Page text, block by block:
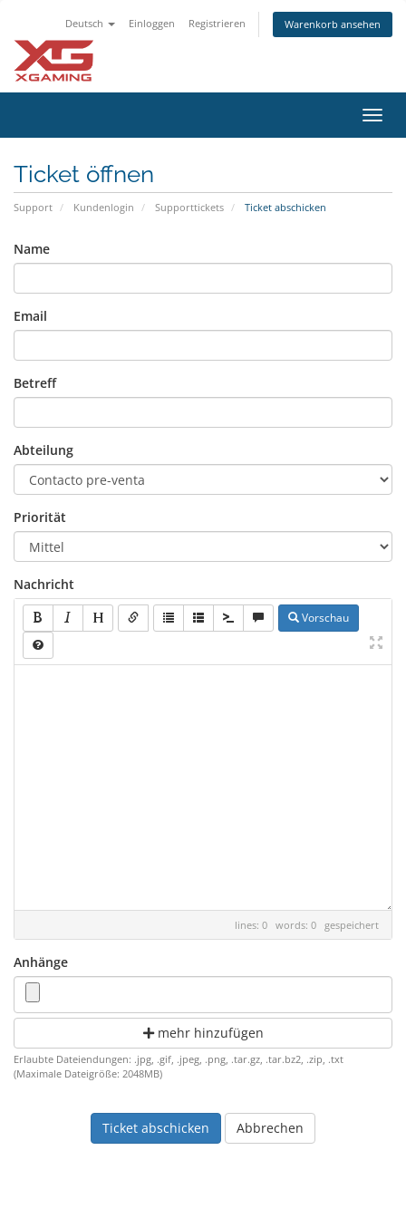
Deutsch Einloggen Registrieren Warenkorb ansehen
ein-/
Ticket öffnen
Support Kundenlogin Supporttickets Ticket abschicken
Name
Email
Betreff
Abteilung
Priorität
Nachricht
Vorschau
lines: 0 words: 0 gespeichert
Anhänge
mehr hinzufügen
Erlaubte Dateiendungen: .jpg, .gif, .jpeg, .png, .tar.gz, .tar.bz2, .zip, .txt
(Maximale Dateigröße: 2048MB)
Abbrechen